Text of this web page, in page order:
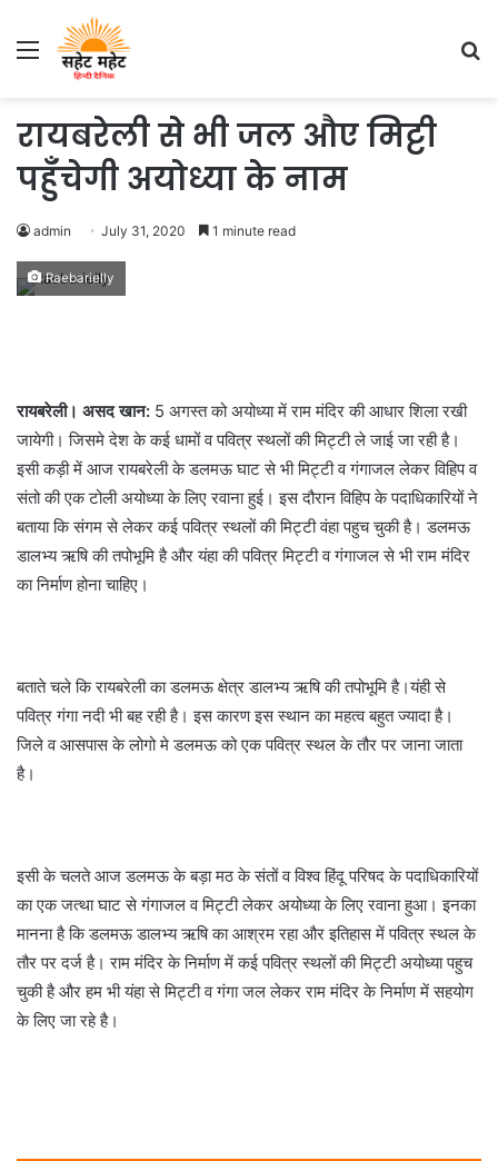
Menu
रायबरेली से भी जल औए मिट्टी
पहुँचेगी अयोध्या के नाम
admin July 31, 2020 1 minute read
Raebarielly
रायबरेली। असद खान: 5 अगस्त को अयोध्या में राम मंदिर की आधार शिला रखी
जायेगी। जिसमे देश के कई धामों व पवित्र स्थलों की मिट्टी ले जाई जा रही है।
इसी कड़ी में आज रायबरेली के डलमऊ घाट से भी मिट्टी व गंगाजल लेकर विहिप व
संतो की एक टोली अयोध्या के लिए रवाना हुई। इस दौरान विहिप के पदाधिकारियों ने
बताया कि संगम से लेकर कई पवित्र स्थलों की मिट्टी वंहा पहुच चुकी है। डलमऊ
डालभ्य ऋषि की तपोभूमि है और यंहा की पवित्र मिट्टी व गंगाजल से भी राम मंदिर
का निर्माण होना चाहिए।
बताते चले कि रायबरेली का डलमऊ क्षेत्र डालभ्य ऋषि की तपोभूमि है।यंही से
पवित्र गंगा नदी भी बह रही है। इस कारण इस स्थान का महत्व बहुत ज्यादा है।
जिले व आसपास के लोगो मे डलमऊ को एक पवित्र स्थल के तौर पर जाना जाता
है।
इसी के चलते आज डलमऊ के बड़ा मठ के संतों व विश्व हिंदू परिषद के पदाधिकारियों
का एक जत्था घाट से गंगाजल व मिट्टी लेकर अयोध्या के लिए रवाना हुआ। इनका
मानना है कि डलमऊ डालभ्य ऋषि का आश्रम रहा और इतिहास में पवित्र स्थल के
तौर पर दर्ज है। राम मंदिर के निर्माण में कई पवित्र स्थलों की मिट्टी अयोध्या पहुच
चुकी है और हम भी यंहा से मिट्टी व गंगा जल लेकर राम मंदिर के निर्माण में सहयोग
के लिए जा रहे है।